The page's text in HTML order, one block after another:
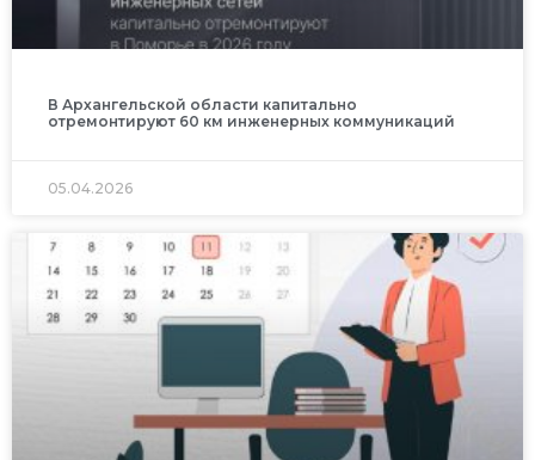
В Архангельской области капитально
отремонтируют 60 км инженерных коммуникаций
05.04.2026